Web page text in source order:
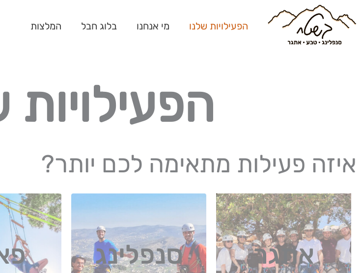
לתוכן
הפעילויות שלנו מי אנחנו בלוג חבל המלצות
הפעילויות
איזה פעילות מתאימה לכם יותר?
אתגר
סנפלינג